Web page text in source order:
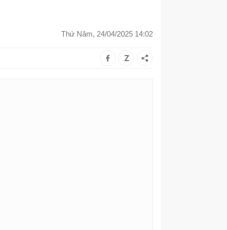
Thứ Năm, 24/04/2025 14:02